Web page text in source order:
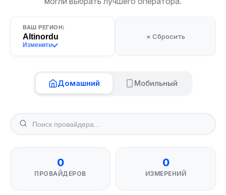
ВАШ РЕГИОН:
Altinordu
Изменить
× Сбросить
Домашний Мобильный
0
ПРОВАЙДЕРОВ
0
ИЗМЕРЕНИЙ